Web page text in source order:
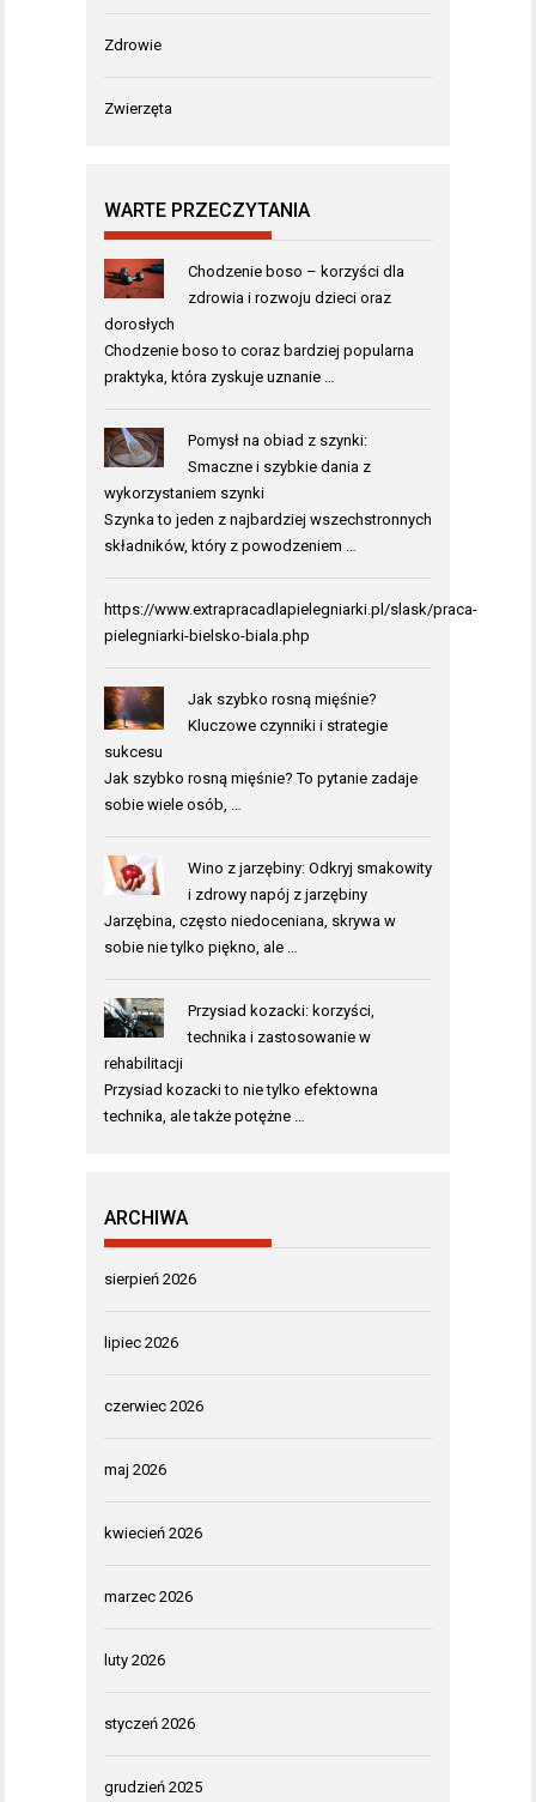
Zdrowie
Zwierzęta
WARTE PRZECZYTANIA
Chodzenie boso – korzyści dla
zdrowia i rozwoju dzieci oraz
dorosłych
Chodzenie boso to coraz bardziej popularna
praktyka, która zyskuje uznanie …
Pomysł na obiad z szynki:
Smaczne i szybkie dania z
wykorzystaniem szynki
Szynka to jeden z najbardziej wszechstronnych
składników, który z powodzeniem …
https://www.extrapracadlapielegniarki.pl/slask/praca-
pielegniarki-bielsko-biala.php
Jak szybko rosną mięśnie?
Kluczowe czynniki i strategie
sukcesu
Jak szybko rosną mięśnie? To pytanie zadaje
sobie wiele osób, …
Wino z jarzębiny: Odkryj smakowity
i zdrowy napój z jarzębiny
Jarzębina, często niedoceniana, skrywa w
sobie nie tylko piękno, ale …
Przysiad kozacki: korzyści,
technika i zastosowanie w
rehabilitacji
Przysiad kozacki to nie tylko efektowna
technika, ale także potężne …
ARCHIWA
sierpień 2026
lipiec 2026
czerwiec 2026
maj 2026
kwiecień 2026
marzec 2026
luty 2026
styczeń 2026
grudzień 2025